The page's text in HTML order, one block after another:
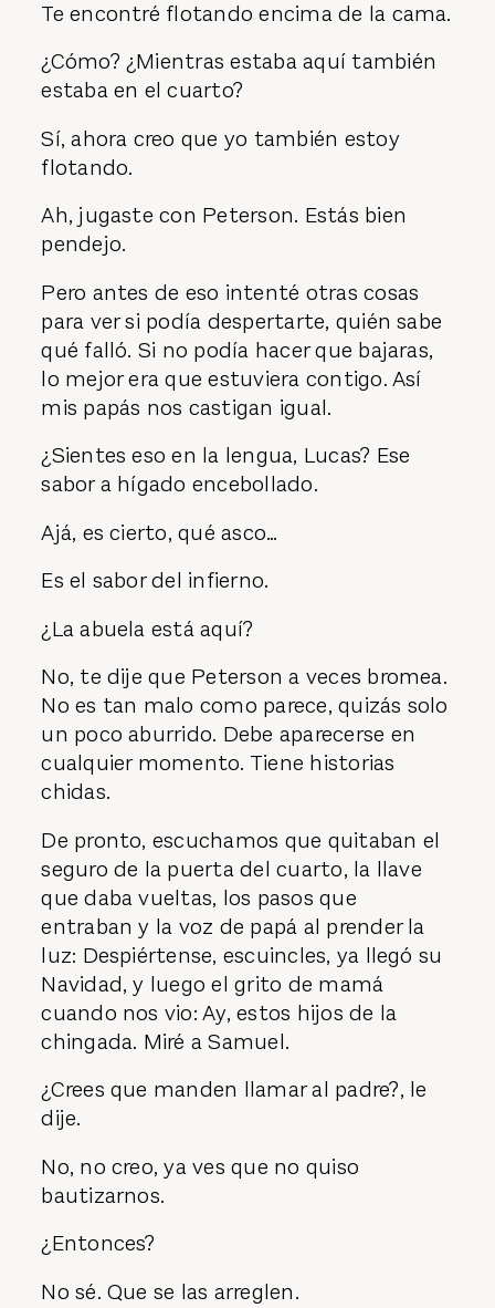
Te encontré flotando encima de la cama.
¿Cómo? ¿Mientras estaba aquí también
estaba en el cuarto?
Sí, ahora creo que yo también estoy
flotando.
Ah, jugaste con Peterson. Estás bien
pendejo.
Pero antes de eso intenté otras cosas
para ver si podía despertarte, quién sabe
qué falló. Si no podía hacer que bajaras,
lo mejor era que estuviera contigo. Así
mis papás nos castigan igual.
¿Sientes eso en la lengua, Lucas? Ese
sabor a hígado encebollado.
Ajá, es cierto, qué asco…
Es el sabor del infierno.
¿La abuela está aquí?
No, te dije que Peterson a veces bromea.
No es tan malo como parece, quizás solo
un poco aburrido. Debe aparecerse en
cualquier momento. Tiene historias
chidas.
De pronto, escuchamos que quitaban el
seguro de la puerta del cuarto, la llave
que daba vueltas, los pasos que
entraban y la voz de papá al prender la
luz: Despiértense, escuincles, ya llegó su
Navidad, y luego el grito de mamá
cuando nos vio: Ay, estos hijos de la
chingada. Miré a Samuel.
¿Crees que manden llamar al padre?, le
dije.
No, no creo, ya ves que no quiso
bautizarnos.
¿Entonces?
No sé. Que se las arreglen.